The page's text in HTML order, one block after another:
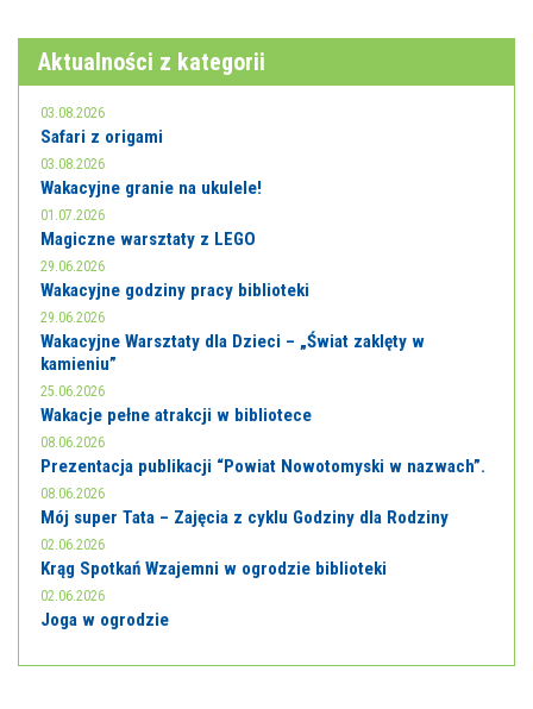
Aktualności z kategorii
03.08.2026
Safari z origami
03.08.2026
Wakacyjne granie na ukulele!
01.07.2026
Magiczne warsztaty z LEGO
29.06.2026
Wakacyjne godziny pracy biblioteki
29.06.2026
Wakacyjne Warsztaty dla Dzieci – „Świat zaklęty w
kamieniu”
25.06.2026
Wakacje pełne atrakcji w bibliotece
08.06.2026
Prezentacja publikacji “Powiat Nowotomyski w nazwach”.
08.06.2026
Mój super Tata – Zajęcia z cyklu Godziny dla Rodziny
02.06.2026
Krąg Spotkań Wzajemni w ogrodzie biblioteki
02.06.2026
Joga w ogrodzie